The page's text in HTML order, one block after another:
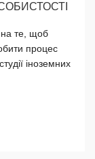
на те, щоб
процес
іноземних